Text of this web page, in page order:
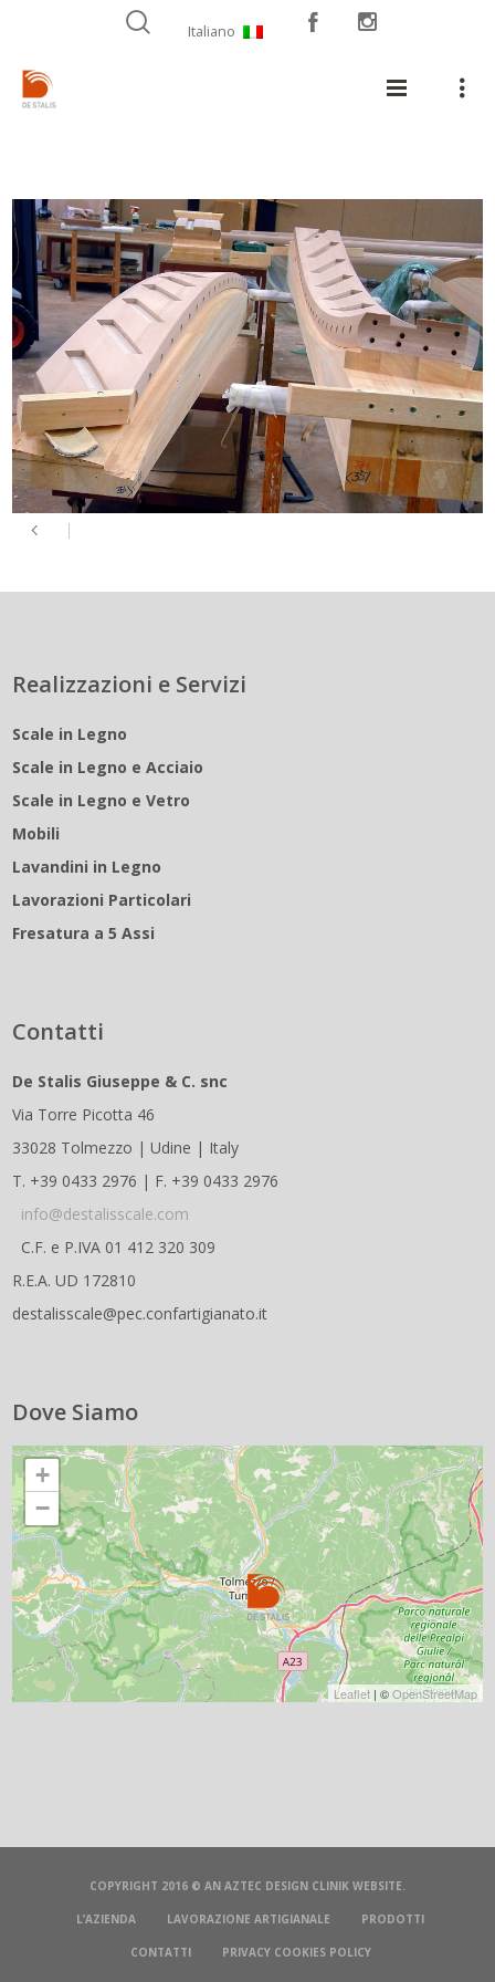
Italiano
Realizzazioni e Servizi
Scale in Legno
Scale in Legno e Acciaio
Scale in Legno e Vetro
Mobili
Lavandini in Legno
Lavorazioni Particolari
Fresatura a 5 Assi
Contatti
De Stalis Giuseppe & C. snc
Via Torre Picotta 46
33028 Tolmezzo | Udine | Italy
T. +39 0433 2976 | F. +39 0433 2976
info@destalisscale.com
C.F. e P.IVA 01 412 320 309
R.E.A. UD 172810
destalisscale@pec.confartigianato.it
Dove Siamo
+
−
Leaflet| ©OpenStreetMap
COPYRIGHT 2016 © AN AZTEC DESIGN CLINIK WEBSITE.
L’AZIENDA LAVORAZIONE ARTIGIANALE PRODOTTI
CONTATTI PRIVACY COOKIES POLICY